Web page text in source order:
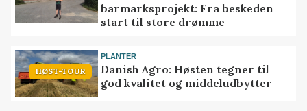
barmarksprojekt: Fra beskeden
start til store drømme
HØST-TOUR
PLANTER
Danish Agro: Høsten tegner til
god kvalitet og middeludbytter